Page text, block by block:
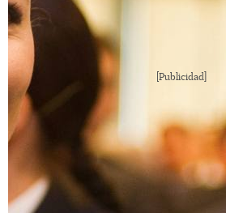
[Publicidad]